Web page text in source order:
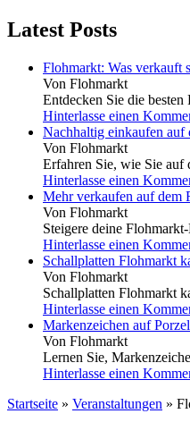
Latest Posts
Flohmarkt: Was verkauft
Von Flohmarkt
Entdecken Sie die
Hinterlasse einen
Nachhaltig einkaufen auf
Von Flohmarkt
Erfahren Sie, wie Sie auf
Hinterlasse einen
Mehr verkaufen auf dem
Von Flohmarkt
Steigere deine
Hinterlasse einen
Schallplatten Flohmarkt
Von Flohmarkt
Schallplatten Flohmarkt
Hinterlasse einen
Markenzeichen auf
Von Flohmarkt
Lernen Sie,
Hinterlasse einen
Startseite » Veranstaltungen »